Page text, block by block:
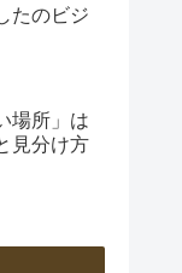
たのビジ
場所」は
見分け方